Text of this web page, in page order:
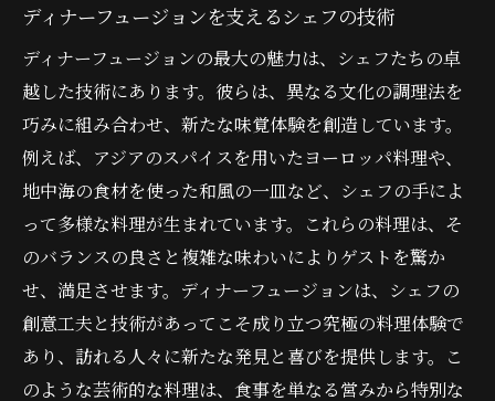
ディナーフュージョンを支えるシェフの技術
ディナーフュージョンの最大の魅力は、シェフたちの卓
越した技術にあります。彼らは、異なる文化の調理法を
巧みに組み合わせ、新たな味覚体験を創造しています。
例えば、アジアのスパイスを用いたヨーロッパ料理や、
地中海の食材を使った和風の一皿など、シェフの手によ
って多様な料理が生まれています。これらの料理は、そ
のバランスの良さと複雑な味わいによりゲストを驚か
せ、満足させます。ディナーフュージョンは、シェフの
創意工夫と技術があってこそ成り立つ究極の料理体験で
あり、訪れる人々に新たな発見と喜びを提供します。こ
のような芸術的な料理は、食事を単なる営みから特別な